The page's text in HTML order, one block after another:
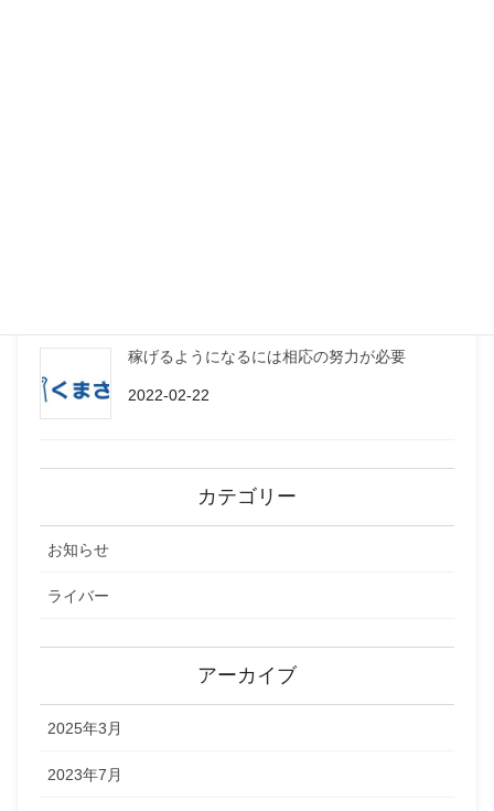
稼げるようになるには相応の努力が必要
2022-02-22
カテゴリー
お知らせ
ライバー
アーカイブ
2025年3月
2023年7月